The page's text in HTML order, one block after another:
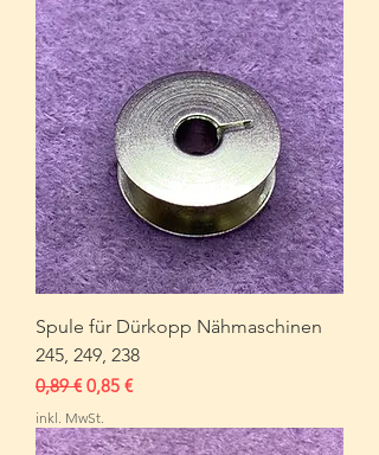
Spule für Dürkopp Nähmaschinen
245, 249, 238
Standardpreis
0,89 € Sale-Preis
0,85 €
inkl. MwSt.